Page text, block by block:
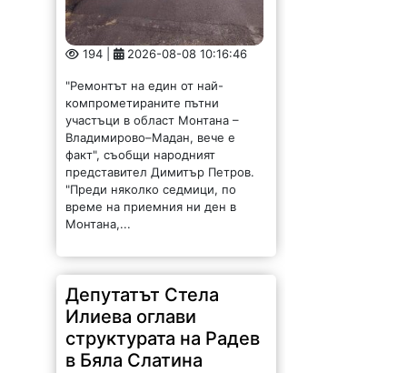
194 | 2026-08-08 10:16:46
"Ремонтът на един от най-
компрометираните пътни
участъци в област Монтана –
Владимирово–Мадан, вече е
факт", съобщи народният
представител Димитър Петров.
"Преди няколко седмици, по
време на приемния ни ден в
Монтана,...
Депутатът Стела
Илиева оглави
структурата на Радев
в Бяла Слатина